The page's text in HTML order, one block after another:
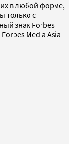
их в любой форме,
только с
знак Forbes
Media Asia